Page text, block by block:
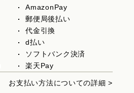
AmazonPay
郵便局後払い
代金引換
d払い
ソフトバンク決済
楽天Pay
お支払い方法についての詳細 >